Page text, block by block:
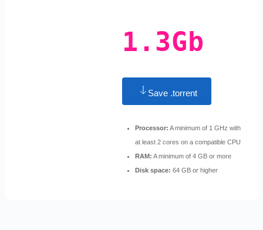
1.3Gb
Save .torrent
Processor: A minimum of 1 GHz with
at least 2 cores on a compatible CPU
RAM: A minimum of 4 GB or more
Disk space: 64 GB or higher